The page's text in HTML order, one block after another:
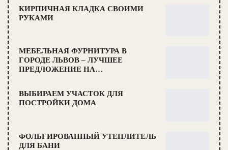
КИРПИЧНАЯ КЛАДКА СВОИМИ
РУКАМИ
МЕБЕЛЬНАЯ ФУРНИТУРА В
ГОРОДЕ ЛЬВОВ – ЛУЧШЕЕ
ПРЕДЛОЖЕНИЕ НА…
ВЫБИРАЕМ УЧАСТОК ДЛЯ
ПОСТРОЙКИ ДОМА
ФОЛЬГИРОВАННЫЙ УТЕПЛИТЕЛЬ
ДЛЯ БАНИ